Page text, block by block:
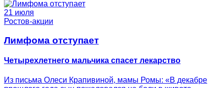
21 июля
Ростов-акции
Лимфома отступает
Четырехлетнего мальчика спасет лекарство
Из письма Олеси Крапивиной, мамы Ромы: «В декабре